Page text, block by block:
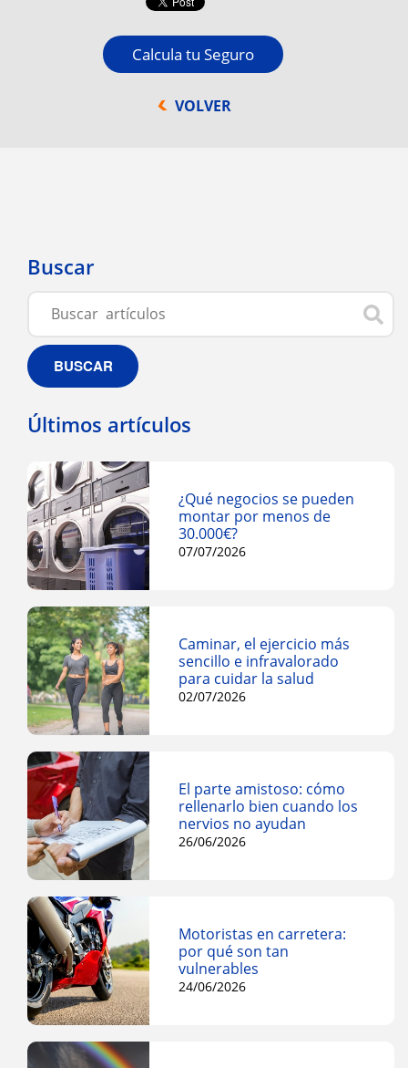
Calcula tu Seguro
VOLVER
Buscar
BUSCAR
Últimos artículos
¿Qué negocios se pueden
montar por menos de
30.000€?
07/07/2026
Caminar, el ejercicio más
sencillo e infravalorado
para cuidar la salud
02/07/2026
El parte amistoso: cómo
rellenarlo bien cuando los
nervios no ayudan
26/06/2026
Motoristas en carretera:
por qué son tan
vulnerables
24/06/2026